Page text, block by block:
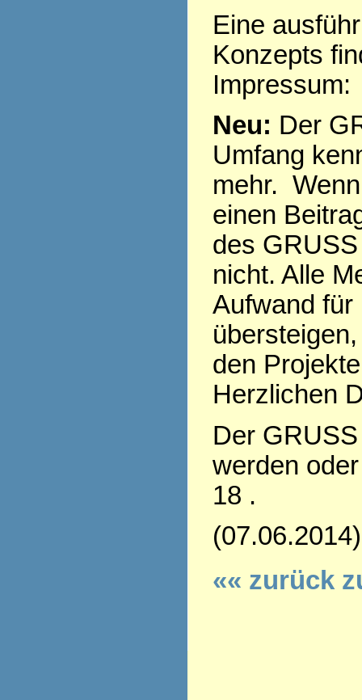
Eine
Konzepts
Neu: Der
Umfang
mehr.
einen
des
nicht. Alle
Aufwand für
den
Herzlichen
Der
werden
18 .
(07.06.2014)
«« zurück